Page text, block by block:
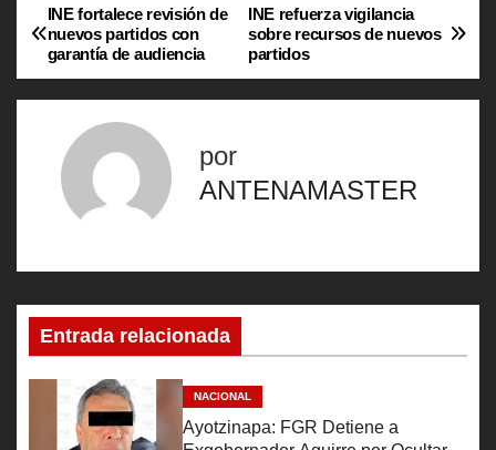
N
a
c
i
INE refuerza vigilancia
sobre recursos de nuevos
partidos
INE fortalece revisión de
nuevos partidos con
garantía de audiencia
por
ANTENAMASTER
Entrada relacionada
NACIONAL
Ayotzinapa: FGR Detiene a